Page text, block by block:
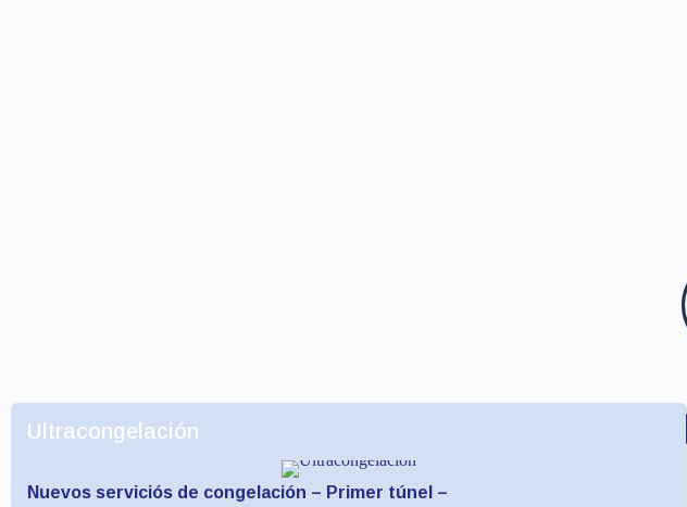
Ultracongelación
Nuevos serviciós de congelación – Primer túnel –